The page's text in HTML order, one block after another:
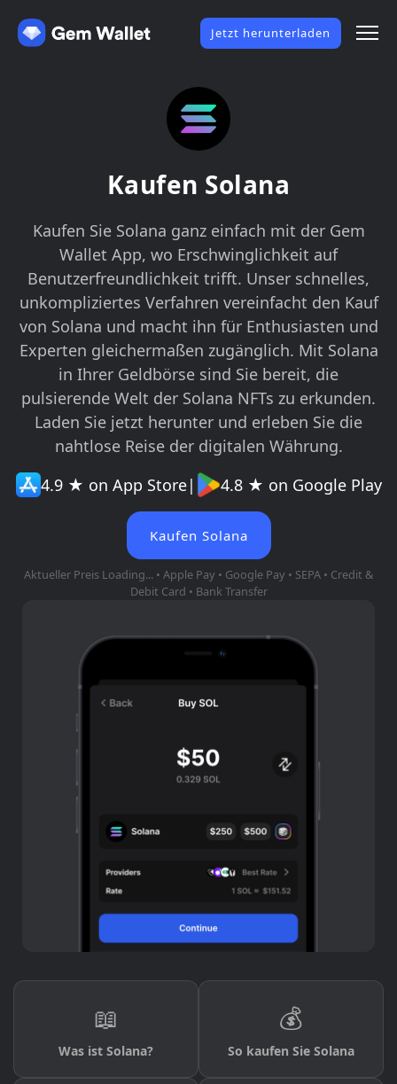
Jetzt herunterladen
Kaufen Solana
Kaufen Sie Solana ganz einfach mit der Gem
Wallet App, wo Erschwinglichkeit auf
Benutzerfreundlichkeit trifft. Unser schnelles,
unkompliziertes Verfahren vereinfacht den Kauf
von Solana und macht ihn für Enthusiasten und
Experten gleichermaßen zugänglich. Mit Solana
in Ihrer Geldbörse sind Sie bereit, die
pulsierende Welt der Solana NFTs zu erkunden.
Laden Sie jetzt herunter und erleben Sie die
nahtlose Reise der digitalen Währung.
4.9 ★ on App Store| 4.8 ★ on Google Play
Kaufen Solana
Aktueller Preis Loading... • Apple Pay • Google Pay • SEPA • Credit &
Debit Card • Bank Transfer
📖
Was ist Solana?
💰
So kaufen Sie Solana